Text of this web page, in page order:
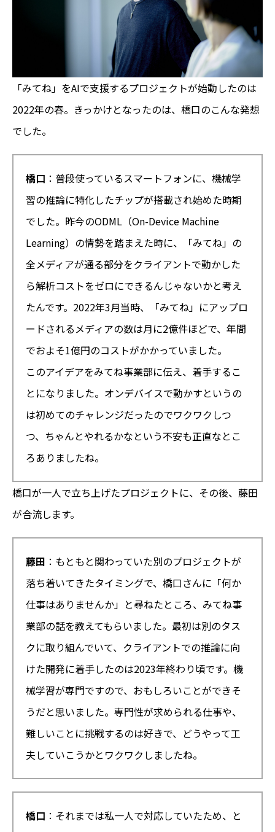
「みてね」をAIで支援するプロジェクトが始動したのは
2022年の春。きっかけとなったのは、橋口のこんな発想
でした。
橋口 ：普段使っているスマートフォンに、機械学
習の推論に特化したチップが搭載され始めた時期
でした。昨今のODML（On-Device Machine
Learning）の情勢を踏まえた時に、「みてね」の
全メディアが通る部分をクライアントで動かした
ら解析コストをゼロにできるんじゃないかと考え
たんです。2022年3月当時、「みてね」にアップロ
ードされるメディアの数は月に2億件ほどで、年間
でおよそ1億円のコストがかかっていました。
このアイデアをみてね事業部に伝え、着手するこ
とになりました。オンデバイスで動かすというの
は初めてのチャレンジだったのでワクワクしつ
つ、ちゃんとやれるかなという不安も正直なとこ
ろありましたね。
橋口が一人で立ち上げたプロジェクトに、その後、藤田
が合流します。
藤田 ：もともと関わっていた別のプロジェクトが
落ち着いてきたタイミングで、橋口さんに「何か
仕事はありませんか」と尋ねたところ、みてね事
業部の話を教えてもらいました。最初は別のタス
クに取り組んでいて、クライアントでの推論に向
けた開発に着手したのは2023年終わり頃です。機
械学習が専門ですので、おもしろいことができそ
うだと思いました。専門性が求められる仕事や、
難しいことに挑戦するのは好きで、どうやって工
夫していこうかとワクワクしましたね。
橋口 ：それまでは私一人で対応していたため、と